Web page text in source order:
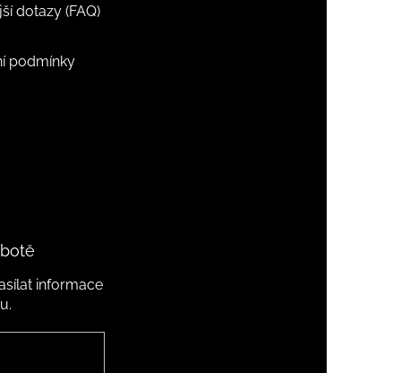
dotazy (FAQ)
podmínky
informace